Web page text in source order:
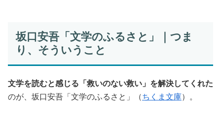
坂口安吾「文学のふるさと」｜つま
り、そういうこと
文学を読むと感じる「救いのない救い」を解決してくれた
のが、坂口安吾「文学のふるさと」（ちくま文庫）。